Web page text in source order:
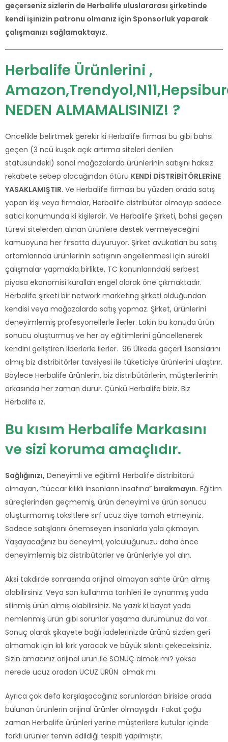
geçerseniz sizlerin de Herbalife uluslararası şirketinde
kendi işinizin patronu olmanız için Sponsorluk yaparak
çalışmanızı sağlamaktayız.
Herbalife Ürünlerini ,
NEDEN ALMAMALISINIZ! ?
Öncelikle belirtmek gerekir ki Herbalife firması bu gibi bahsi
geçen (3 ncü kuşak açık artırma siteleri denilen
statüsündeki) sanal mağazalarda ürünlerinin satışını haksız
rekabete sebep olacağından ötürü KENDİ DİSTRİBİTÖRLERİNE
YASAKLAMIŞTIR. Ve Herbalife firması bu yüzden orada satış
yapan kişi veya firmalar, Herbalife distribütör olmayıp sadece
satici konumunda ki kişilerdir. Ve Herbalife Şirketi, bahsi geçen
türevi sitelerden alınan ürünlere destek vermeyeceğini
kamuoyuna her fırsatta duyuruyor. Şirket avukatları bu satış
ortamlarında ürünlerinin satışının engellenmesi için sürekli
çalışmalar yapmakla birlikte, TC kanunlarındaki serbest
piyasa ekonomisi kuralları engel olarak öne çıkmaktadır.
Herbalife şirketi bir network marketing şirketi olduğundan
kendisi veya mağazalarda satış yapmaz. Şirket, ürünlerini
deneyimlemiş profesyonellerle ilerler. Lakin bu konuda ürün
sonucu oluşturmuş ve her ay eğitimlerini güncellenerek
kendini geliştiren liderlerle ilerler. 96 Ülkede geçerli lisanslarını
almış biz distribitörler tavsiyesi ile tüketiciye ürünlerini ulaştırır.
Böylece Herbalife ürünlerin, biz distribütörlerin, müşterilerinin
arkasında her zaman durur. Çünkü Herbalife biziz. Biz
Herbalife ız.
Bu kısım Herbalife Markasını
ve sizi koruma amaçlıdır.
Sağlığınızı, Deneyimli ve eğitimli Herbalife distribitörü
olmayan, “tüccar kılıklı insanların insafına” bırakmayın. Eğitim
süreçlerinden geçmemiş, ürün deneyimi ve ürün sonucu
oluşturmamış toksitlere sırf ucuz diye tamah etmeyiniz.
Sadece satışlarını önemseyen insanlarla yola çıkmayın.
Yaşayacağınız bu deneyimi, yolculuğunuzu daha önce
deneyimlemiş biz distribütörler ve ürünleriyle yol alın.
Aksi takdirde sonrasında orijinal olmayan sahte ürün almış
olabilirsiniz. Veya son kullanma tarihleri ile oynanmış yada
silinmiş ürün almış olabilirsiniz. Ne yazık ki bayat yada
nemlenmiş ürün gibi sorunlar yaşama durumunuz da var.
Sonuç olarak şikayete bağlı iadelerinizde ürünü sizden geri
almamak için kılı kırk yaracak ve büyük sıkıntı çekeceksiniz.
Sizin amacınız orijinal ürün ile SONUÇ almak mı? yoksa
nerede ucuz oradan UCUZ ÜRÜN almak mı.
Ayrıca çok defa karşılaşacağınız sorunlardan biriside orada
bulunan ürünlerin orijinal ürünler olmayışıdır. Fakat çoğu
zaman Herbalife ürünleri yerine müşterilere kutular içinde
farklı ürünler temin edildiği tespiti yapılmıştır.